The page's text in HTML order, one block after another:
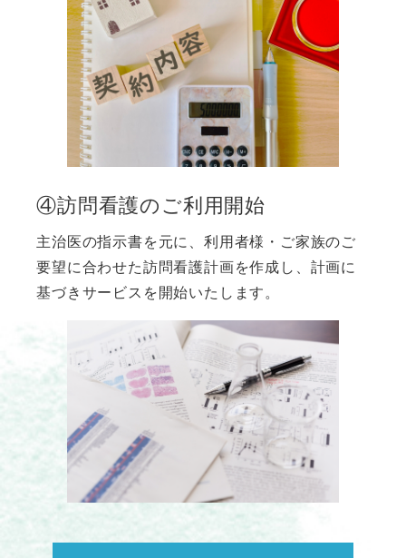
④訪問看護のご利用開始
主治医の指示書を元に、利用者様・ご家族のご
要望に合わせた訪問看護計画を作成し、計画に
基づきサービスを開始いたします。